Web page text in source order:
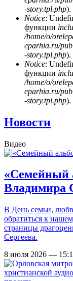
-story.tpl.php).
Notice:
функции
/home/o/
eparhia.ru/
-story.tpl.php).
Notice:
функции
/home/o/
eparhia.ru/
-story.tpl.php).
Новости
Видео
«Семейный
Владимира
В День семьи,
обратиться к
страницы
Сергеева.
8 июля 2026 —